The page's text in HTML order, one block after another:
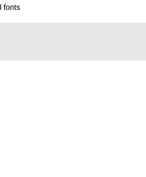
fonts